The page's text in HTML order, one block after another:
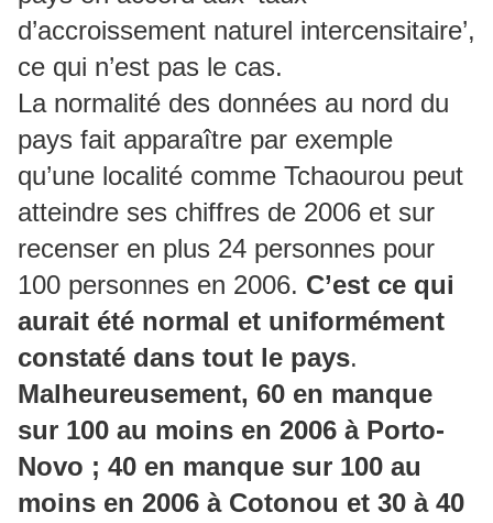
d’accroissement naturel intercensitaire’,
ce qui n’est pas le cas.
La normalité des données au nord du
pays fait apparaître par exemple
qu’une localité comme Tchaourou peut
atteindre ses chiffres de 2006 et sur
recenser en plus 24 personnes pour
100 personnes en 2006. C’est ce qui
aurait été normal et uniformément
constaté dans tout le pays.
Malheureusement, 60 en manque
sur 100 au moins en 2006 à Porto-
Novo ; 40 en manque sur 100 au
moins en 2006 à Cotonou et 30 à 40